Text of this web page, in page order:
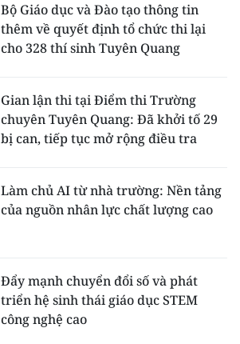
Bộ Giáo dục và Đào tạo thông tin
thêm về quyết định tổ chức thi lại
cho 328 thí sinh Tuyên Quang
Gian lận thi tại Điểm thi Trường
chuyên Tuyên Quang: Đã khởi tố 29
bị can, tiếp tục mở rộng điều tra
Làm chủ AI từ nhà trường: Nền tảng
của nguồn nhân lực chất lượng cao
Đẩy mạnh chuyển đổi số và phát
triển hệ sinh thái giáo dục STEM
công nghệ cao